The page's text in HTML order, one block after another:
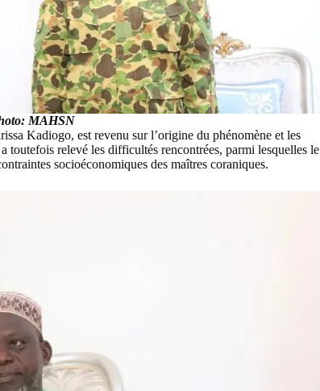
MAHSN
Kadiogo, est revenu sur l’origine du phénomène et les
toutefois relevé les difficultés rencontrées, parmi lesquelles le
socioéconomiques des maîtres coraniques.